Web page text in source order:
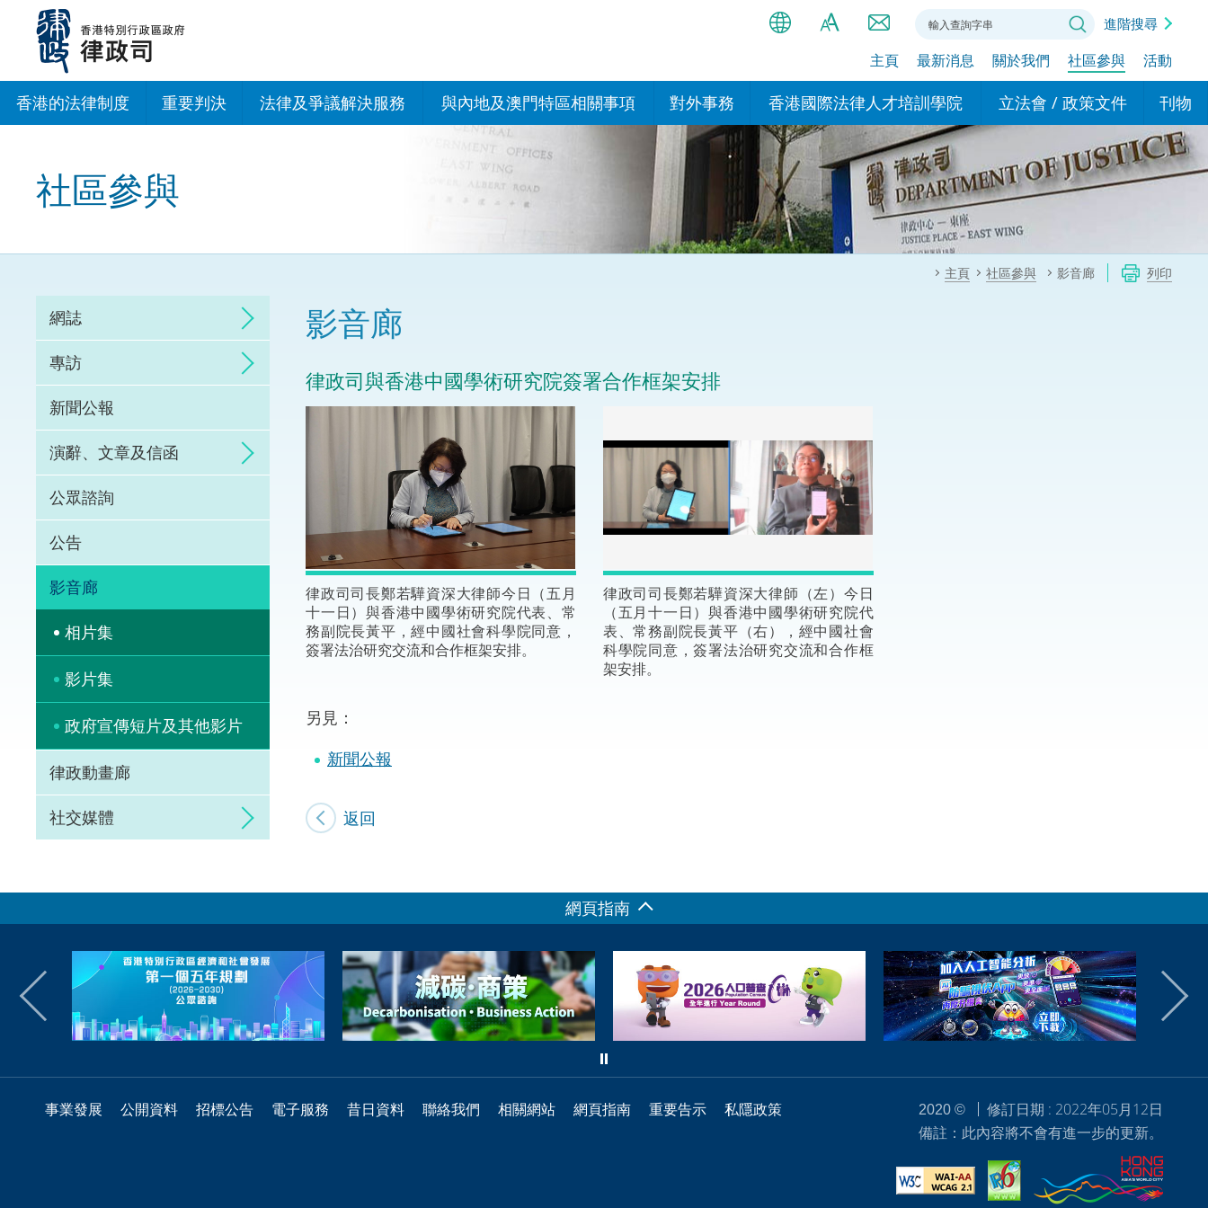
內
简
EN
Bahasa Indonesia (印尼語)
हिन्दी (印度語)
नेपाली (尼泊爾語)
A
A
進階搜尋
主頁 最新消息 關於我們 社區參與 活動
香港的法律制度 重要判決 法律及爭議解決服務
訴訟
網上爭議解決及法律科技
體育爭議解決先導計劃
能力建設
法律樞紐
促成交易和爭議解決服務中心
與內地及澳門特區相關事項
與內地的安排
香港與內地相互認可和執行民
商事案件判決的安排
關於建立更緊密經貿關係的安
與澳門特區的安排
“一帶一路”建設
粵港澳大灣區
對外事務
國際政府機構在香港設立辦事
處或運作
多邊協定
其他協定
香港國際法律人才培訓學院
我們的學院
我們的專家委員會
我們的辦公室
我們的培訓課程和能力建設項
立法會 / 政策文件
現行政策措施
政策文件
特別財務委員會
刊物
基本
民事
社區參與
主頁 社區參與 影音廊 列印
網誌
專訪
新聞公報
演辭、文章及信函
公眾諮詢
公告
影音廊
相片集
影片集
政府宣傳短片及其他影片
律政動畫廊
社交媒體
影音廊
律政司與香港中國學術研究院簽署合作框架安排
律政司司長鄭若驊資深大律師今日（五月
十一日）與香港中國學術研究院代表、常
務副院長黃平，經中國社會科學院同意，
簽署法治研究交流和合作框架安排。
律政司司長鄭若驊資深大律師（左）今日
（五月十一日）與香港中國學術研究院代
表、常務副院長黃平（右），經中國社會
科學院同意，簽署法治研究交流和合作框
架安排。
另見：
新聞公報
返回
網頁指南
事業發展 公開資料 招標公告 電子服務 昔日資料 聯絡我們 相關網站 網頁指南 重要告示 私隱政策 2020 ©
修訂日期 : 2022年05月12日
備註：此內容將不會有進一步的更新。